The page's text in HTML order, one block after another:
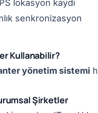
lokasyon kaydı
senkronizasyon
Kullanabilir?
yönetim sistemi
Şirketler